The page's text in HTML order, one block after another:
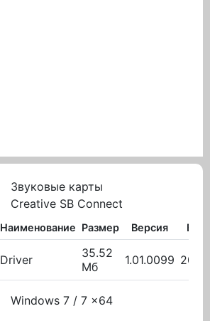
Звуковые карты
Creative SB Connect
Наименование Размер Версия
Driver
35.52
Мб
1.01.0099
Windows 7 / 7 x64